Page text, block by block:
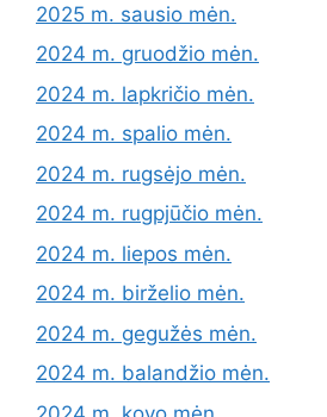
2025 m. sausio mėn.
2024 m. gruodžio mėn.
2024 m. lapkričio mėn.
2024 m. spalio mėn.
2024 m. rugsėjo mėn.
2024 m. rugpjūčio mėn.
2024 m. liepos mėn.
2024 m. birželio mėn.
2024 m. gegužės mėn.
2024 m. balandžio mėn.